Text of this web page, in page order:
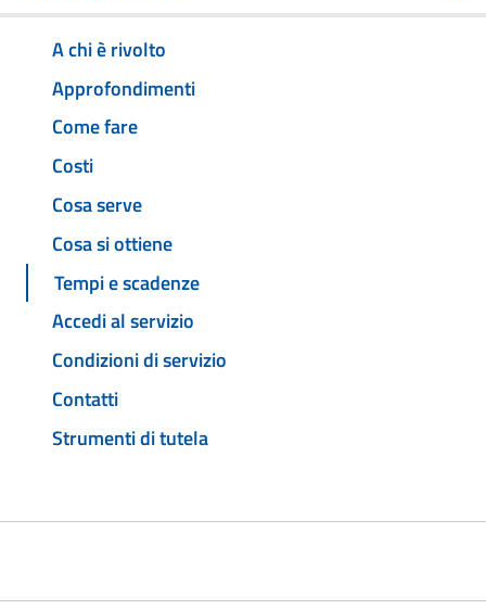
A chi è rivolto
Approfondimenti
Come fare
Costi
Cosa serve
Cosa si ottiene
Tempi e scadenze
Accedi al servizio
Condizioni di servizio
Contatti
Strumenti di tutela